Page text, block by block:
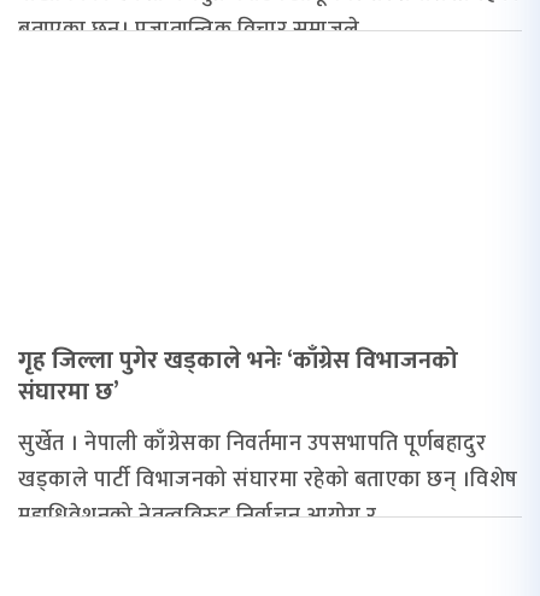
बताएका छन्। प्रजातान्त्रिक विचार समाजले...
गृह जिल्ला पुगेर खड्काले भनेः ‘काँग्रेस विभाजनको
संघारमा छ’
सुर्खेत । नेपाली काँग्रेसका निवर्तमान उपसभापति पूर्णबहादुर
खड्काले पार्टी विभाजनको संघारमा रहेको बताएका छन् ।विशेष
महाधिवेशनको नेतृत्वविरुद्व निर्वाचन आयोग र...